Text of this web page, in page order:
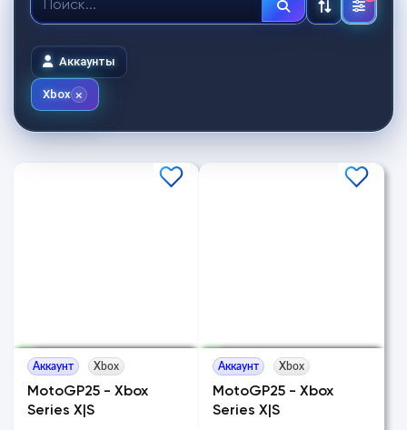
Аккаунты
Xbox
Аккаунт Xbox
MotoGP25 - Xbox
Series X|S
Аккаунт Xbox
MotoGP25 - Xbox
Series X|S